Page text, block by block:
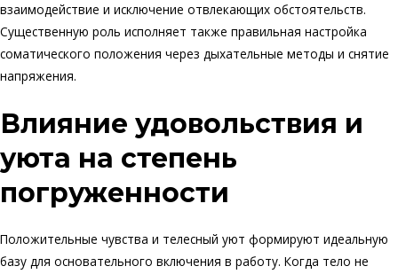
взаимодействие и исключение отвлекающих обстоятельств.
Существенную роль исполняет также правильная настройка
соматического положения через дыхательные методы и снятие
напряжения.
Влияние удовольствия и
уюта на степень
погруженности
Положительные чувства и телесный уют формируют идеальную
базу для основательного включения в работу. Когда тело не